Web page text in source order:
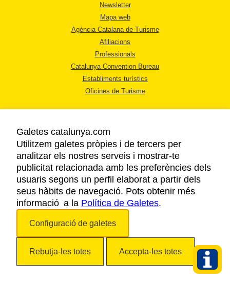
Newsletter
Mapa web
Agència Catalana de Turisme
Afiliacions
Professionals
Catalunya Convention Bureau
Establiments turístics
Oficines de Turisme
AVÍS LEGAL
POLÍTICA DE PRIVACITAT
COOKIES
ACCESSIBILITAT
Galetes catalunya.com
Utilitzem galetes pròpies i de tercers per
analitzar els nostres serveis i mostrar-te
publicitat relacionada amb les preferències dels
usuaris segons un perfil elaborat a partir dels
seus hàbits de navegació. Pots obtenir més
informació a la Política de Galetes.
Configuració de galetes
Rebutja-les totes Accepta-les totes